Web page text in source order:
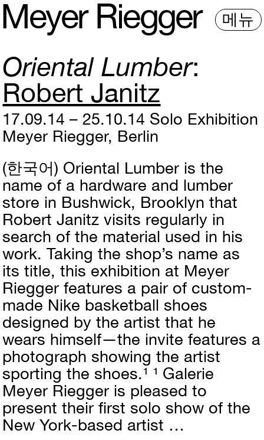
Meyer Riegger 메뉴
Oriental Lumber
Robert Janitz
17.09.14 – 25.10.14 Solo Exhibition
Meyer Riegger, Berlin
(한국어) Oriental Lumber is the
name of a hardware and lumber
store in Bushwick, Brooklyn that
Robert Janitz visits regularly in
search of the material used in his
work. Taking the shop’s name as
its title, this exhibition at Meyer
Riegger features a pair of custom-
made Nike basketball shoes
designed by the artist that he
wears himself—the invite features a
photograph showing the artist
sporting the shoes.¹ ¹ Galerie
Meyer Riegger is pleased to
present their first solo show of the
New York-based artist …